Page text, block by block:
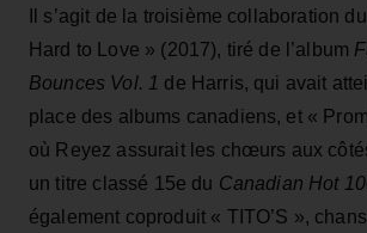
Il s’agit de la troisième collaboration
Hard to Love » (2017), tiré de l’album
Bounces Vol. 1 de Harris, qui avait
place des albums canadiens, et «
où Reyez assurait les chœurs aux
un titre classé 15e du Canadian Hot
également coproduit « TITO’S »,